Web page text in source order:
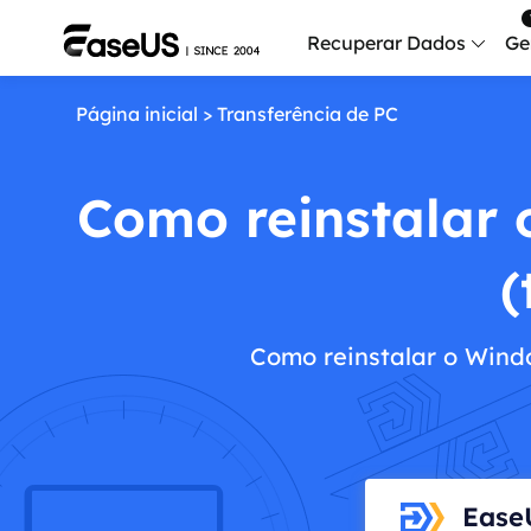
Recuperar Dados
Mais
Página inicial > Transferência de PC
Como reinstalar
Como reinstalar o